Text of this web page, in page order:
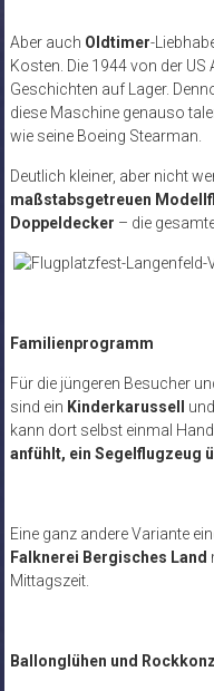
Aber auch Oldtimer-
Kosten. Die 1944 von der US
Geschichten auf Lager.
diese Maschine genauso
wie seine Boeing Stearman.
Deutlich kleiner, aber nicht
maßstabsgetreuen
Doppeldecker – die
Familienprogramm
Für die jüngeren Besucher
sind ein Kinderkarussell
kann dort selbst einmal
anfühlt, ein Segelflugzeug
Eine ganz andere Variante
Falknerei Bergisches Land
Mittagszeit.
Ballonglühen und